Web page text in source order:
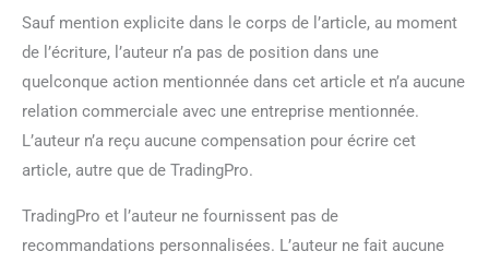
Sauf mention explicite dans le corps de l’article, au moment
de l’écriture, l’auteur n’a pas de position dans une
quelconque action mentionnée dans cet article et n’a aucune
relation commerciale avec une entreprise mentionnée.
L’auteur n’a reçu aucune compensation pour écrire cet
article, autre que de TradingPro.
TradingPro et l’auteur ne fournissent pas de
recommandations personnalisées. L’auteur ne fait aucune